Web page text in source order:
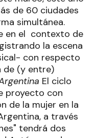
de 60 ciudades
simultánea.
en el contexto de
la escena
con respecto
de (y entre)
El ciclo
proyecto con
de la mujer en la
a través
tendrá dos